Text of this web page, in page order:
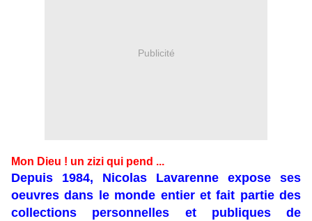
Publicité
Mon Dieu ! un zizi qui pend ...
Depuis 1984, Nicolas Lavarenne expose ses
oeuvres dans le monde entier et fait partie des
collections personnelles et publiques de